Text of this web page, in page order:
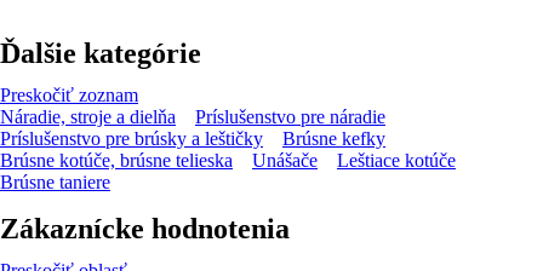
Ďalšie kategórie
Preskočiť zoznam
Náradie, stroje a dielňa
Príslušenstvo pre náradie
Príslušenstvo pre brúsky a leštičky
Brúsne kefky
Brúsne kotúče, brúsne telieska
Unášače
Leštiace kotúče
Brúsne taniere
Zákaznícke hodnotenia